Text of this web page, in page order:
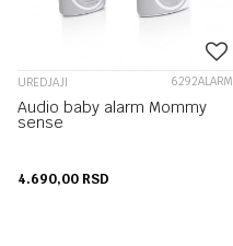
UREDJAJI 6292ALARM
Audio baby alarm Mommy
sense
4.690,00 RSD